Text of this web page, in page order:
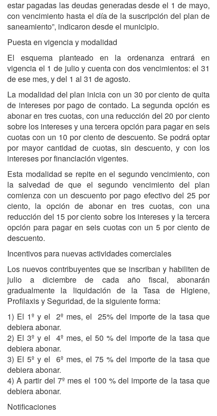
estar pagadas las deudas generadas desde el 1 de mayo,
con vencimiento hasta el día de la suscripción del plan de
saneamiento”, indicaron desde el municipio.
Puesta en vigencia y modalidad
El esquema planteado en la ordenanza entrará en
vigencia el 1 de julio y cuenta con dos vencimientos: el 31
de ese mes, y del 1 al 31 de agosto.
La modalidad del plan inicia con un 30 por ciento de quita
de intereses por pago de contado. La segunda opción es
abonar en tres cuotas, con una reducción del 20 por ciento
sobre los intereses y una tercera opción para pagar en seis
cuotas con un 10 por ciento de descuento. Se podrá optar
por mayor cantidad de cuotas, sin descuento, y con los
intereses por financiación vigentes.
Esta modalidad se repite en el segundo vencimiento, con
la salvedad de que el segundo vencimiento del plan
comienza con un descuento por pago efectivo del 25 por
ciento, la opción de abonar en tres cuotas, con una
reducción del 15 por ciento sobre los intereses y la tercera
opción para pagar en seis cuotas con un 5 por ciento de
descuento.
Incentivos para nuevas actividades comerciales
Los nuevos contribuyentes que se inscriban y habiliten de
julio a diciembre de cada año fiscal, abonarán
gradualmente la liquidación de la Tasa de Higiene,
Profilaxis y Seguridad, de la siguiente forma:
1) El 1º y el 2º mes, el 25% del importe de la tasa que
debiera abonar.
2) El 3º y el 4º mes, el 50 % del importe de la tasa que
debiera abonar.
3) El 5º y el 6º mes, el 75 % del importe de la tasa que
debiera abonar.
4) A partir del 7º mes el 100 % del importe de la tasa que
debiera abonar.
Notificaciones